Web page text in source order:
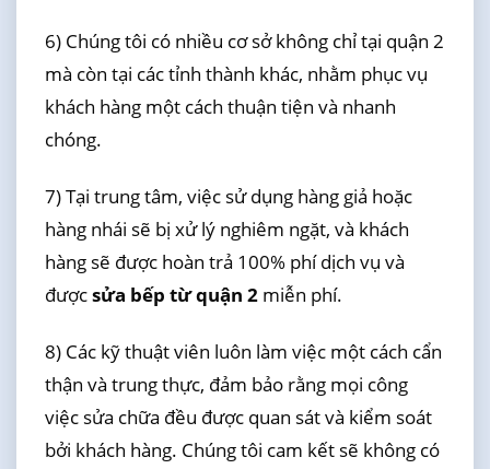
6) Chúng tôi có nhiều cơ sở không chỉ tại quận 2
mà còn tại các tỉnh thành khác, nhằm phục vụ
khách hàng một cách thuận tiện và nhanh
chóng.
7) Tại trung tâm, việc sử dụng hàng giả hoặc
hàng nhái sẽ bị xử lý nghiêm ngặt, và khách
hàng sẽ được hoàn trả 100% phí dịch vụ và
đượcsửa bếp từ quận 2miễn phí.
8) Các kỹ thuật viên luôn làm việc một cách cẩn
thận và trung thực, đảm bảo rằng mọi công
việc sửa chữa đều được quan sát và kiểm soát
bởi khách hàng. Chúng tôi cam kết sẽ không có